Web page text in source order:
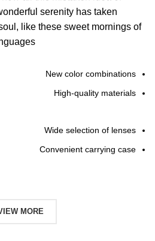
serenity has taken
like these sweet mornings of
New color combinations
High-quality materials
Wide selection of lenses
Convenient carrying case
MORE